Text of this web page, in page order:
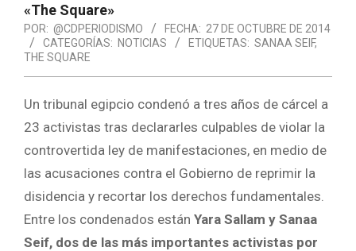
«The Square»
POR: @CDPERIODISMO FECHA: 27 DE OCTUBRE DE 2014
CATEGORÍAS: NOTICIAS ETIQUETAS: SANAA SEIF,
THE SQUARE
Un tribunal egipcio condenó a tres años de cárcel a
23 activistas tras declararles culpables de violar la
controvertida ley de manifestaciones, en medio de
las acusaciones contra el Gobierno de reprimir la
disidencia y recortar los derechos fundamentales.
Entre los condenados están Yara Sallam y Sanaa
Seif, dos de las más importantes activistas por